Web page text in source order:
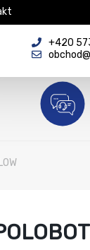
+420